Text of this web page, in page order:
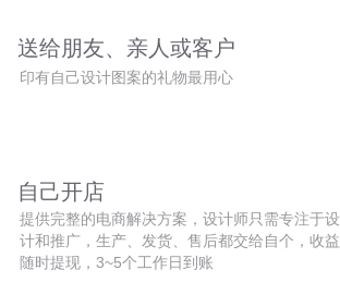
送给朋友、亲人或客户
印有自己设计图案的礼物最用心
自己开店
提供完整的电商解决方案，设计师只需专注于设
计和推广，生产、发货、售后都交给自个，收益
随时提现，3~5个工作日到账